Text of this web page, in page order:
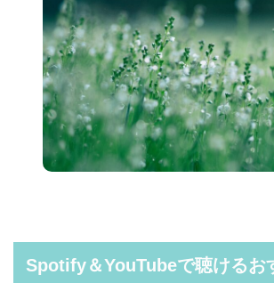
Spotify＆YouTubeで聴けるお